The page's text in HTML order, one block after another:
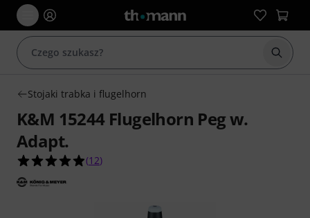
Stojaki trabka i flugelhorn
K&M 15244 Flugelhorn Peg w.
Adapt.
4.9 na 5 gwiazdek z 12 ocen klientów
(12)